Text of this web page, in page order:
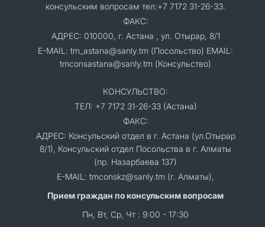
консульским вопросам тел:+7 7172 31-26-33.
ФАКС:
АДРЕС: 010000, г. Астана , ул. Отырар, 8/1
E-MAIL: tm_astana@sanly.tm (Посольство) EMAIL:
tmconsastana@sanly.tm (Консульство)
КОНСУЛЬСТВО:
ТЕЛ: +7 7172 31-26-33 (Астана)
ФАКС:
АДРЕС: Консульский отдел в г. Астана (ул.Отырар
8/1), Консульский отдел Посольства в г. Алматы
(пр. Назарбаева 137)
E-MAIL: tmconskz@sanly.tm (г. Алматы),
Прием граждан по консульским вопросам
Пн, Вт, Ср, Чт : 9:00 - 17:30